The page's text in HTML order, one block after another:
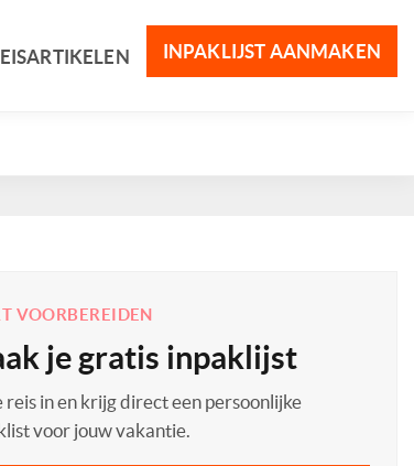
INPAKLIJST AANMAKEN
VOORBEREIDEN
je gratis inpaklijst
reis in en krijg direct een persoonlijke
voor jouw vakantie.